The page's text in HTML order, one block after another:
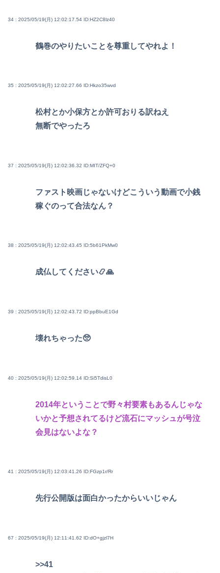
34 : 2025/05/19(月) 12:02:17.54 ID:HZ2C8lz40
鶴巻のやりたいことを尊重してやれよ！
35 : 2025/05/19(月) 12:02:27.66 ID:Hkzo35wvd
松村とか小保方とか許可おりる訳ねえ
無断でやったろ
37 : 2025/05/19(月) 12:02:36.32 ID:MIT/ZFQ+0
ファスト映画じゃないけどこういう動画で小銭
稼ぐのって合法なん？
38 : 2025/05/19(月) 12:02:43.45 ID:5b61PkMw0
成仏してください📿🙏
39 : 2025/05/19(月) 12:02:43.72 ID:ppBbuE1Gd
壊れちゃった🥺
40 : 2025/05/19(月) 12:02:59.14 ID:Si5TdisL0
2014年ということで野々村要素もあるんじゃな
いかと予想されてるけど流石にマッシュが号泣
会見はないよな？
41 : 2025/05/19(月) 12:03:41.26 ID:FGzp1r/Rr
先行公開版は面白かったからいいじゃん
67 : 2025/05/19(月) 12:11:41.62 ID:dO+gjzl7H
>>41